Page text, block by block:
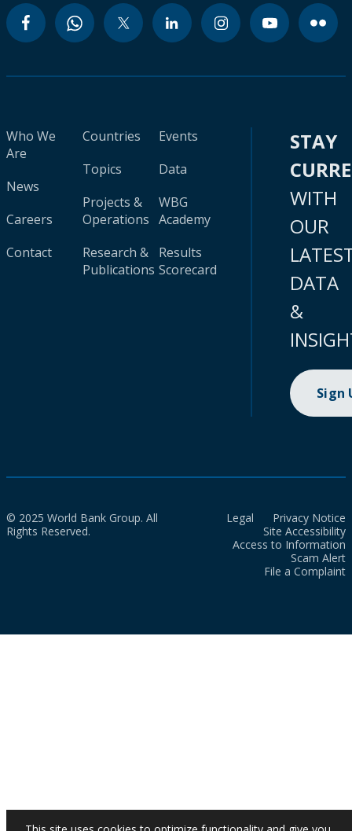
Who We
Are
News
Careers
Contact
Countries
Topics
Projects &
Operations
Research &
Publications
Events
Data
WBG
Academy
Results
Scorecard
STAY
WITH
OUR
DATA
&
Sign
© 2025 World Bank Group. All
Rights Reserved.
Legal
Privacy Notice
Site Accessibility
Access to Information
Scam Alert
File a Complaint